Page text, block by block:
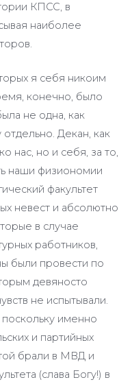
КПСС, в
наиболее
я себя никоим
конечно, было
не одна, как
Декан, как
нас, но и себя, за то,
наши физиономии
факультет
невест и абсолютно
в случае
работников,
были провести по
девяносто
не испытывали.
именно
и партийных
брали в МВД и
(слава Богу!) в